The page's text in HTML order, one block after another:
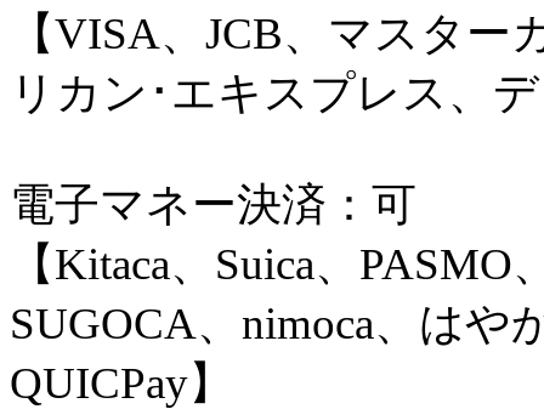
【VISA、JCB、マスタ
リカン･エキスプレス、
電子マネー決済：可
【Kitaca、Suica、
SUGOCA、nimoca、はや
QUICPay】